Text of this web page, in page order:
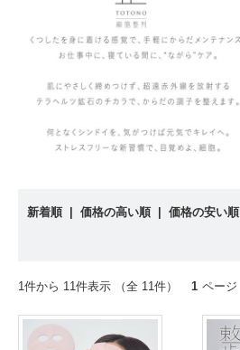
新着順 価格の高い順 価格の安い順
1件から 11件表示 （全 11件） 1 ページ